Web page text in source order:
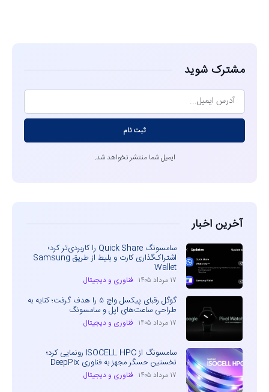
مشترک شوید
ثبت نام
ایمیل شما منتشر نخواهد شد.
آخرین اخبار
سامسونگ Quick Share را کاربردی‌تر کرد؛
اشتراک‌گذاری کارت و بلیط از طریق Samsung
Wallet
۱۷ مرداد ۱۴۰۵ فناوری و دیجیتال
گوگل رقبای پیکسل واچ ۵ را هدف گرفت؛ کنایه به
طراحی ساعت‌های اپل و سامسونگ
۱۷ مرداد ۱۴۰۵ فناوری و دیجیتال
سامسونگ از ISOCELL HPC رونمایی کرد؛
نخستین حسگر مجهز به فناوری DeepPix
۱۷ مرداد ۱۴۰۵ فناوری و دیجیتال